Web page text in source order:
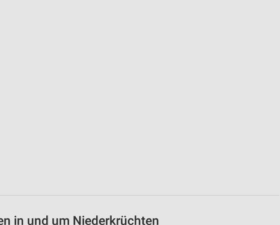
in und um Niederkrüchten